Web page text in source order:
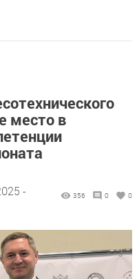
место в
-
356 0 0